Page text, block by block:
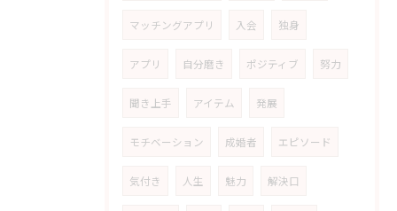
マッチングアプリ 入会 独身
アプリ 自分磨き ポジティブ 努力
聞き上手 アイテム 発展
モチベーション 成婚者 エピソード
気付き 人生 魅力 解決口